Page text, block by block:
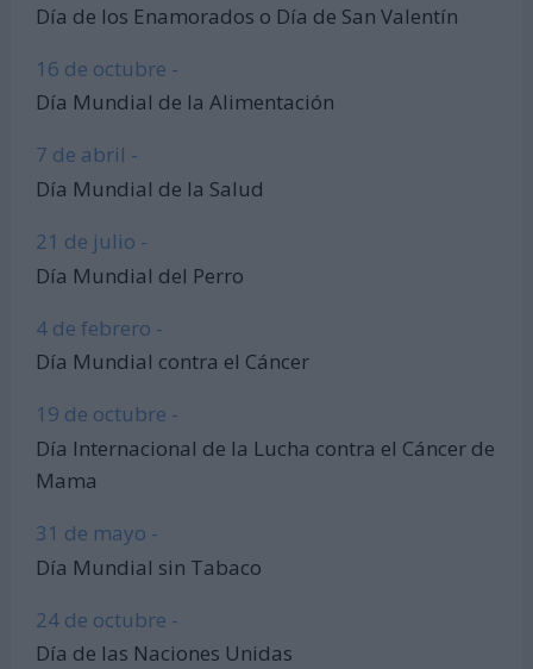
Día de los Enamorados o Día de San Valentín
16 de octubre -
Día Mundial de la Alimentación
7 de abril -
Día Mundial de la Salud
21 de julio -
Día Mundial del Perro
4 de febrero -
Día Mundial contra el Cáncer
19 de octubre -
Día Internacional de la Lucha contra el Cáncer de
Mama
31 de mayo -
Día Mundial sin Tabaco
24 de octubre -
Día de las Naciones Unidas